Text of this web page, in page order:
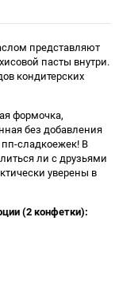
представляют
пасты внутри.
кондитерских
формочка,
без добавления
пп-сладкоежек! В
ли с друзьями
уверены в
(2 конфетки):